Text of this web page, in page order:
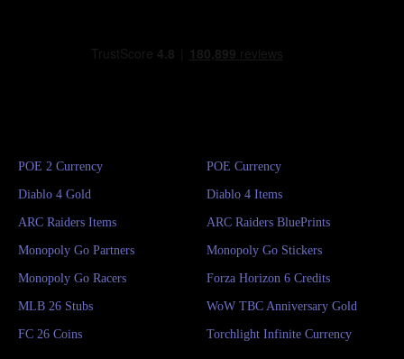
POE 2 Currency POE Currency
Diablo 4 Gold Diablo 4 Items
ARC Raiders Items ARC Raiders BluePrints
Monopoly Go Partners Monopoly Go Stickers
Monopoly Go Racers Forza Horizon 6 Credits
MLB 26 Stubs WoW TBC Anniversary Gold
FC 26 Coins Torchlight Infinite Currency